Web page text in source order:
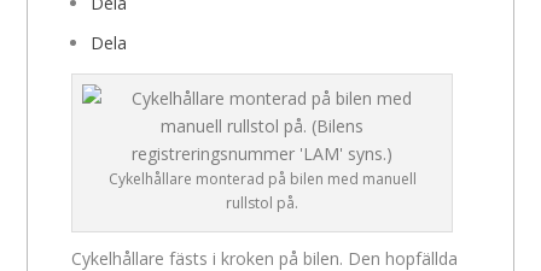
Dela
Cykelhållare monterad på bilen med manuell
rullstol på.
Cykelhållare fästs i kroken på bilen. Den hopfällda